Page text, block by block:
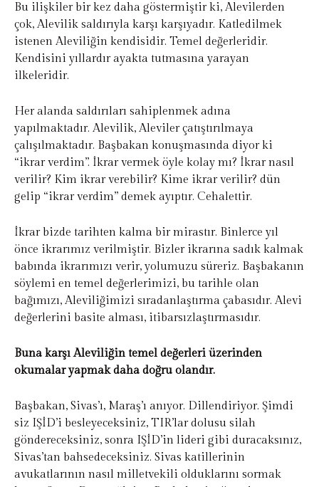
Bu ilişkiler bir kez daha göstermiştir ki, Alevilerden
çok, Alevilik saldırıyla karşı karşıyadır. Katledilmek
istenen Aleviliğin kendisidir. Temel değerleridir.
Kendisini yıllardır ayakta tutmasına yarayan
ilkeleridir.
Her alanda saldırıları sahiplenmek adına
yapılmaktadır. Alevilik, Aleviler çatıştırılmaya
çalışılmaktadır. Başbakan konuşmasında diyor ki
“ikrar verdim”. İkrar vermek öyle kolay mı? İkrar nasıl
verilir? Kim ikrar verebilir? Kime ikrar verilir? dün
gelip “ikrar verdim” demek ayıptır. Cehalettir.
İkrar bizde tarihten kalma bir mirastır. Binlerce yıl
önce ikrarımız verilmiştir. Bizler ikrarına sadık kalmak
babında ikrarımızı verir, yolumuzu süreriz. Başbakanın
söylemi en temel değerlerimizi, bu tarihle olan
bağımızı, Aleviliğimizi sıradanlaştırma çabasıdır. Alevi
değerlerini basite alması, itibarsızlaştırmasıdır.
Buna karşı Aleviliğin temel değerleri üzerinden
okumalar yapmak daha doğru olandır.
Başbakan, Sivas’ı, Maraş’ı anıyor. Dillendiriyor. Şimdi
siz IŞİD’i besleyeceksiniz, TIR’lar dolusu silah
göndereceksiniz, sonra IŞİD’in lideri gibi duracaksınız,
Sivas’tan bahsedeceksiniz. Sivas katillerinin
avukatlarının nasıl milletvekili olduklarını sormak